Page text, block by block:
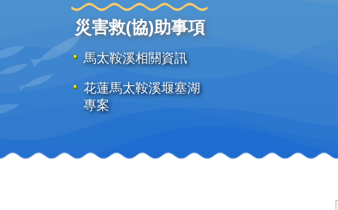
災害救(協)助事項
馬太鞍溪相關資訊
花蓮馬太鞍溪堰塞湖
專案